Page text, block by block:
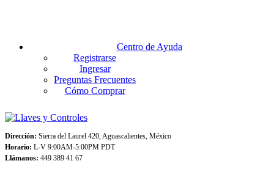
Centro de Ayuda
Registrarse
Ingresar
Preguntas Frecuentes
Cómo Comprar
Dirección: Sierra del Laurel 420, Aguascalientes, México
Horario: L-V 9:00AM-5:00PM PDT
Llámanos: 449 389 41 67